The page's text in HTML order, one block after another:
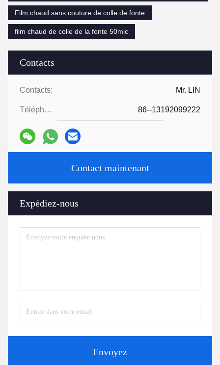
Contacts
Contacts: Mr. LIN
Téléphone: 86--13192099222
Contact maintenant
Expédiez-nous
Envoyez
Film chaud sans couture de colle de fonte
film chaud de colle de la fonte 50mic